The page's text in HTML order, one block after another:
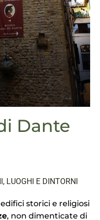
Dante
, LUOGHI E DINTORNI
storici e religiosi
, non dimenticate di